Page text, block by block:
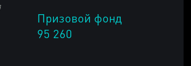
Призовой фонд
95 260